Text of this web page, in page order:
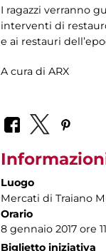
I ragazzi verranno
interventi di
e ai restauri
A cura di ARX
Luogo
Mercati di Traiano
Orario
8 gennaio 2017 ore
Biglietto iniziativa